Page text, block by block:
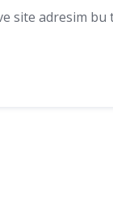
site adresim bu